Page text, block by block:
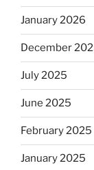
January 2026
December
July 2025
June 2025
February 2025
January 2025